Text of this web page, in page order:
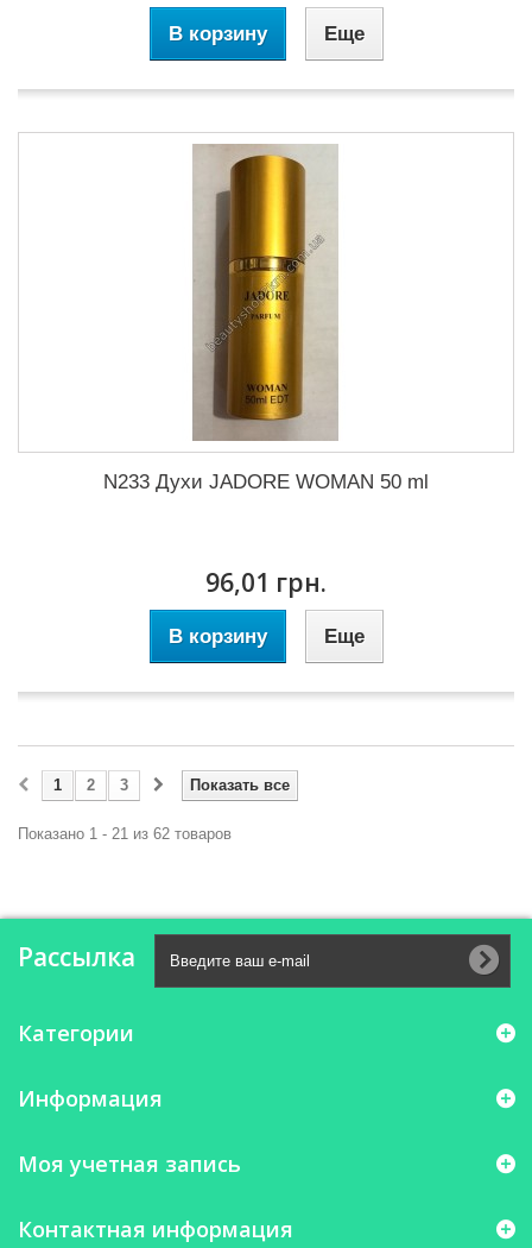
В корзину Еще
N233 Духи JADORE WOMAN 50 ml
96,01 грн.
В корзину Еще
Показать все
1 2 3
Показано 1 - 21 из 62 товаров
Рассылка
Категории
Информация
Моя учетная запись
Контактная информация